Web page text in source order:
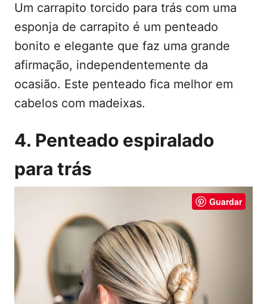
Um carrapito torcido para trás com uma
esponja de carrapito é um penteado
bonito e elegante que faz uma grande
afirmação, independentemente da
ocasião. Este penteado fica melhor em
cabelos com madeixas.
4. Penteado espiralado
para trás
Guardar